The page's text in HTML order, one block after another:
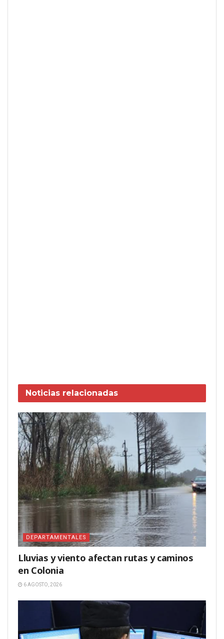
Noticias relacionadas
DEPARTAMENTALES
Lluvias y viento afectan rutas y caminos
en Colonia
6 AGOSTO, 2026